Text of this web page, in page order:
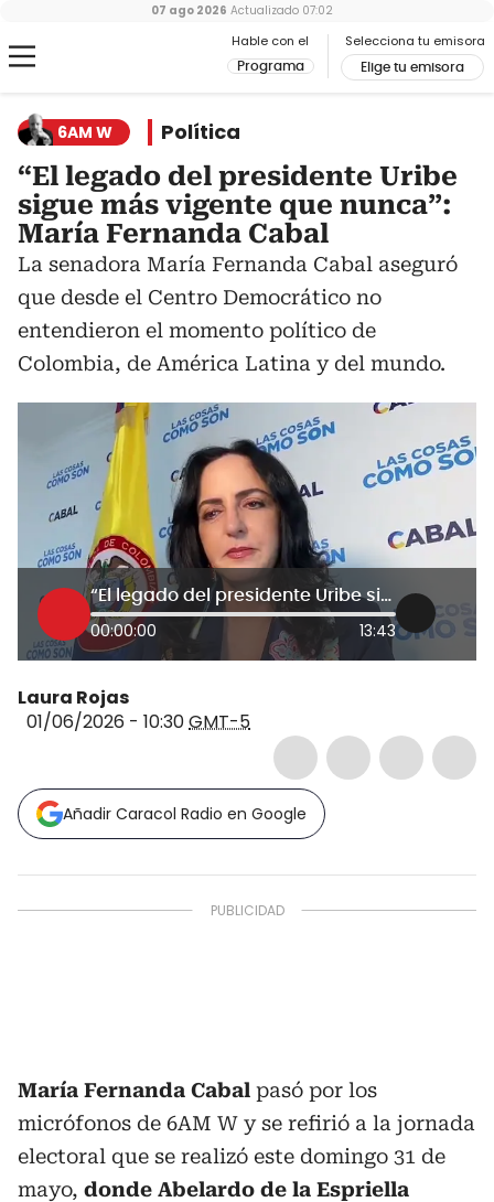
Hable con el
Programa
Selecciona tu emisora
Elige tu emisora
07 ago 2026 Actualizado 07:02
6AM W Política
“El legado del presidente Uribe
sigue más vigente que nunca”:
María Fernanda Cabal
La senadora María Fernanda Cabal aseguró
que desde el Centro Democrático no
entendieron el momento político de
Colombia, de América Latina y del mundo.
“El legado del presidente Uribe sigue más vigente que nunca”: María Fernanda Cabal
00:00:00 13:43
Laura Rojas
01/06/2026 - 10:30GMT-5
Añadir Caracol Radio en Google
María Fernanda Cabal pasó por los
micrófonos de 6AM W y se refirió a la jornada
electoral que se realizó este domingo 31 de
mayo, donde Abelardo de la Espriella